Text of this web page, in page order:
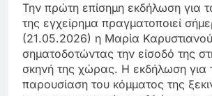
Την πρώτη επίσημη εκδήλωση για
της εγχείρημα πραγματοποιεί
(21.05.2026) η Μαρία
σηματοδοτώντας την είσοδό της
σκηνή της χώρας. Η εκδήλωση για
παρουσίαση του κόμματος της